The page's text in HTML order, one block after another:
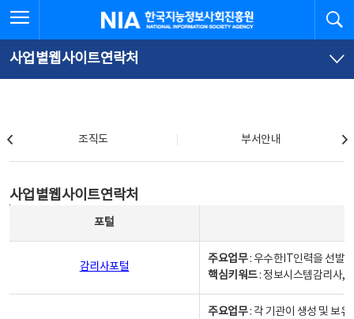
문
로
가
체
뉴
바
가
한국지능정보사회진흥원
사업별웹사이트연락처
조직도 부서안내
사업별웹사이트연락처
포털
감리사포털
주요업무: 우수한IT인력을 선발
핵심키워드: 정보시스템감리사,
주요업무: 각 기관이 생성 및 보